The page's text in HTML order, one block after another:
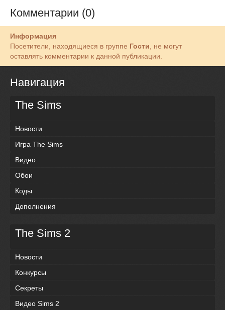
Комментарии (0)
Информация
Посетители, находящиеся в группе Гости, не могут
оставлять комментарии к данной публикации.
Навигация
The Sims
Новости
Игра The Sims
Видео
Обои
Коды
Дополнения
The Sims 2
Новости
Конкурсы
Секреты
Видео Sims 2